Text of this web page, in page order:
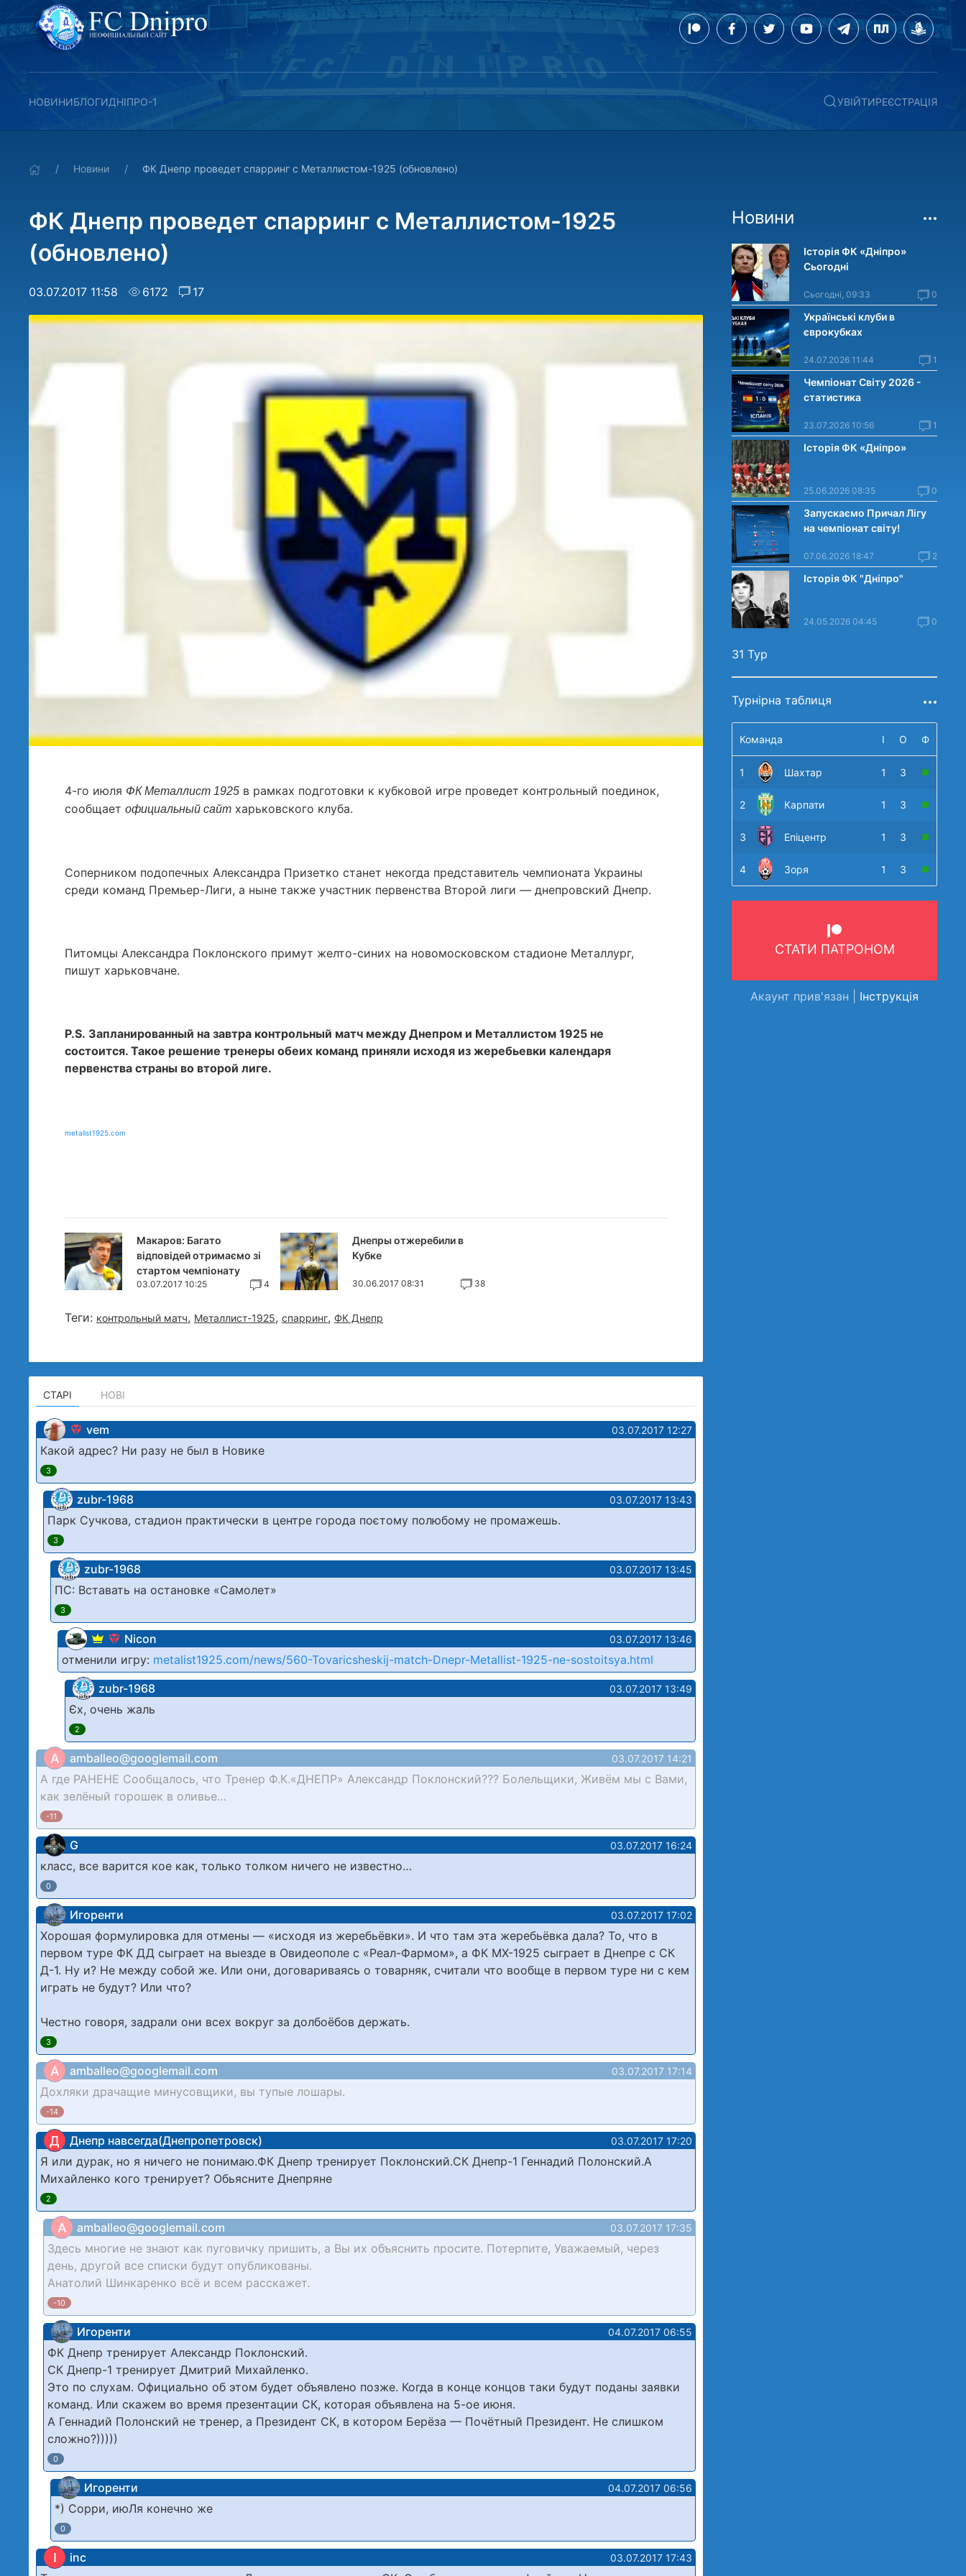
НОВИНИБЛОГИДНІПРО-1 УВІЙТИРЕЄСТРАЦІЯ
Новини ФК Днепр проведет спарринг с Металлистом-1925 (обновлено)
ФК Днепр проведет спарринг с Металлистом-1925
(обновлено)
03.07.2017 11:58 6172 17
4-го июля ФК Металлист 1925 в рамках подготовки к кубковой игре проведет контрольный поединок,
сообщает официальный сайт харьковского клуба.
Соперником подопечных Александра Призетко станет некогда представитель чемпионата Украины
среди команд Премьер-Лиги, а ныне также участник первенства Второй лиги — днепровский Днепр.
Питомцы Александра Поклонского примут желто-синих на новомосковском стадионе Металлург,
пишут харьковчане.
P.S. Запланированный на завтра контрольный матч между Днепром и Металлистом 1925 не
состоится. Такое решение тренеры обеих команд приняли исходя из жеребьевки календаря
первенства страны во второй лиге.
metalist1925.com
Макаров: Багато
відповідей отримаємо зі
стартом чемпіонату
03.07.2017 10:25 4
Днепры отжеребили в
Кубке
30.06.2017 08:31 38
Теги: контрольный матч, Металлист-1925, спарринг, ФК Днепр
СТАРІ НОВІ
vem 03.07.2017 12:27
Какой адрес? Ни разу не был в Новике
3
zubr-1968 03.07.2017 13:43
Парк Сучкова, стадион практически в центре города поєтому полюбому не промажешь.
3
zubr-1968 03.07.2017 13:45
ПС: Вставать на остановке «Самолет»
3
Nicon 03.07.2017 13:46
отменили игру: metalist1925.com/news/560-Tovaricsheskij-match-Dnepr-Metallist-1925-ne-sostoitsya.html
zubr-1968
03.07.2017 13:49
Єх, очень жаль
2
A amballeo@googlemail.com 03.07.2017 14:21
А где РАНЕНЕ Сообщалось, что Тренер Ф.К.«ДНЕПР» Александр Поклонский??? Болельщики, Живём мы с Вами,
как зелёный горошек в оливье…
-11
G 03.07.2017 16:24
класс, все варится кое как, только толком ничего не известно…
0
Игоренти 03.07.2017 17:02
Хорошая формулировка для отмены — «исходя из жеребьёвки». И что там эта жеребьёвка дала? То, что в
первом туре ФК ДД сыграет на выезде в Овидеополе с «Реал-Фармом», а ФК МХ-1925 сыграет в Днепре с СК
Д-1. Ну и? Не между собой же. Или они, договариваясь о товарняк, считали что вообще в первом туре ни с кем
играть не будут? Или что?
Честно говоря, задрали они всех вокруг за долбоёбов держать.
3
A amballeo@googlemail.com 03.07.2017 17:14
Дохляки драчащие минусовщики, вы тупые лошары.
-14
Д Днепр навсегда(Днепропетровск) 03.07.2017 17:20
Я или дурак, но я ничего не понимаю.ФК Днепр тренирует Поклонский.СК Днепр-1 Геннадий Полонский.А
Михайленко кого тренирует? Обьясните Днепряне
2
A amballeo@googlemail.com 03.07.2017 17:35
Здесь многие не знают как пуговичку пришить, а Вы их объяснить просите. Потерпите, Уважаемый, через
день, другой все списки будут опубликованы.
Анатолий Шинкаренко всё и всем расскажет.
-10
Игоренти 04.07.2017 06:55
ФК Днепр тренирует Александр Поклонский.
СК Днепр-1 тренирует Дмитрий Михайленко.
Это по слухам. Официально об этом будет объявлено позже. Когда в конце концов таки будут поданы заявки
команд. Или скажем во время презентации СК, которая объявлена на 5-ое июня.
А Геннадий Полонский не тренер, а Президент СК, в котором Берёза — Почётный Президент. Не слишком
сложно?)))))
0
Игоренти 04.07.2017 06:56
*) Сорри, июЛя конечно же
0
I inc 03.07.2017 17:43
Новини
Історія ФК «Дніпро»
Сьогодні
Сьогодні, 09:33 0
Українські клуби в
єврокубках
24.07.2026 11:44 1
Чемпіонат Світу 2026 -
статистика
23.07.2026 10:56 1
Історія ФК «Дніпро»
25.06.2026 08:35 0
Запускаємо Причал Лігу
на чемпіонат світу!
07.06.2026 18:47 2
Історія ФК "Дніпро"
24.05.2026 04:45 0
31 Тур
Турнірна таблиця
Команда І О Ф
1 Шахтар 1 3
2 Карпати 1 3
3 Епіцентр 1 3
4 Зоря 1 3
СТАТИ ПАТРОНОМ
Акаунт прив'язан | Інструкція